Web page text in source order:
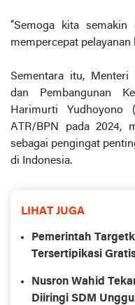
“Semoga kita
mempercepat pelayanan
Sementara itu,
dan Pembangunan
Harimurti Yudhoyono
ATR/BPN pada 2024,
sebagai pengingat
di Indonesia.
LIHAT JUGA
Pemerintah
Tersertipikasi
Nusron Wahid
Diiringi SDM